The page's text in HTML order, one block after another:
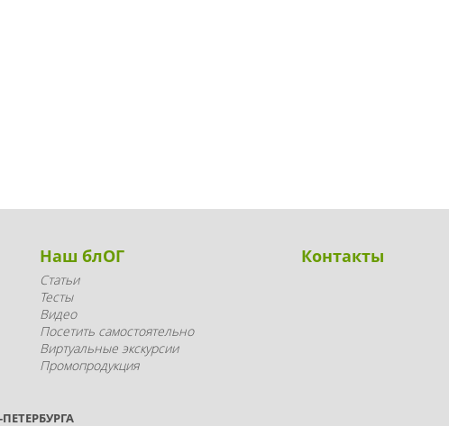
Наш блОГ
Статьи
Тесты
Видео
Посетить самостоятельно
Виртуальные экскурсии
Промопродукция
Контакты